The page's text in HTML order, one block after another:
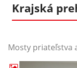
Krajská
Mosty priateľstva